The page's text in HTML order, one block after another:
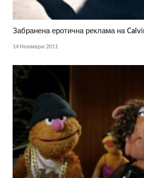
Забранена еротична реклама на
14 Ноември 2011